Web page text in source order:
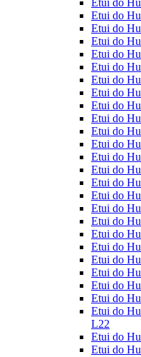
Etui do
Etui do
Etui do
Etui do
Etui do
Etui do
Etui do
Etui do
Etui do
Etui do
Etui do
Etui do
Etui do
Etui do
Etui do
Etui do
Etui do
Etui do
Etui do
Etui do
Etui do
Etui do
Etui do
Etui do
Etui do
L22
Etui do
Etui do